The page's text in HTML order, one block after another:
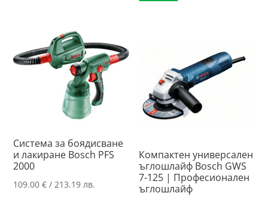
Система за боядисване
и лакиране Bosch PFS
2000
109.00€ / 213.19 лв.
Компактен универсален
ъглошлайф Bosch GWS
7-125 | Професионален
ъглошлайф